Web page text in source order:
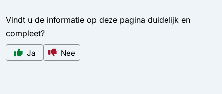
Vindt u de informatie op deze pagina duidelijk en
compleet?
Ja Nee